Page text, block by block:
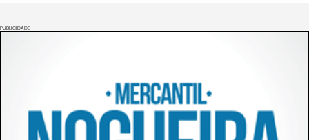
PUBLICIDADE